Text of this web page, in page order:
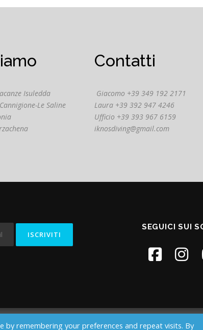
Isuledda
Le Saline
Contatti
Giacomo +39 349 192 2171
Laura +39 392 947 4246
Ufficio +39 393 967 6159
iknosdiving@gmail.com
SEGUICI SUI
by remembering your preferences and repeat visits. By